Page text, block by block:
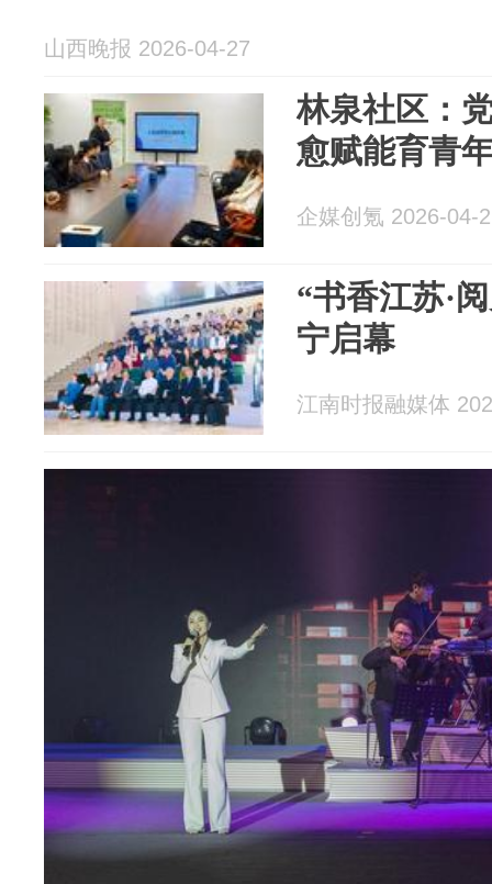
山西晚报 2026-04-27
林泉社区：
愈赋能育青
企媒创氪 2026-04-
“书香江苏·
宁启幕
江南时报融媒体